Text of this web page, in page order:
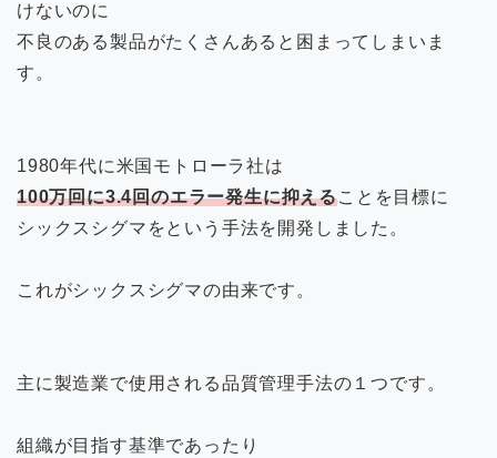
けないのに
不良のある製品がたくさんあると困まってしまいま
す。
1980年代に米国モトローラ社は
100万回に3.4回のエラー発生に抑えることを目標に
シックスシグマをという手法を開発しました。
これがシックスシグマの由来です。
主に製造業で使用される品質管理手法の１つです。
組織が目指す基準であったり